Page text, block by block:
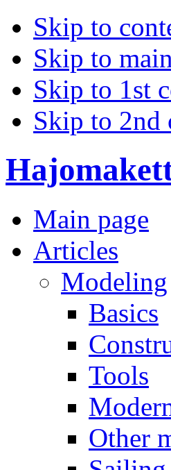
Skip to
Skip to
Skip to 1st
Skip to 2nd
Main page
Articles
Modeling
Basics
Tools
Other